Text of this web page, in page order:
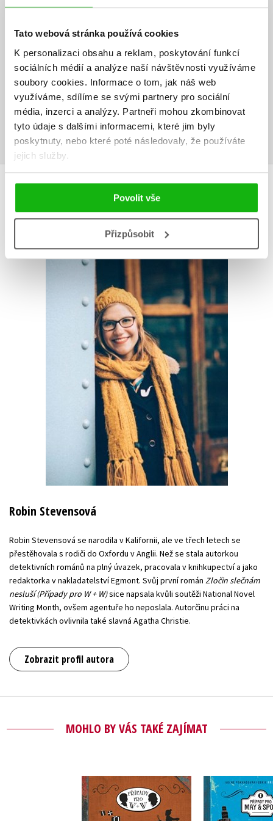
Tato webová stránka používá cookies
K personalizaci obsahu a reklam, poskytování funkcí
sociálních médií a analýze naší návštěvnosti využíváme
soubory cookies. Informace o tom, jak náš web
využíváme, sdílíme se svými partnery pro sociální
média, inzerci a analýzy. Partneři mohou zkombinovat
tyto údaje s dalšími informacemi, které jim byly
poskytnuty, nebo které poté následovaly, že používáte
jejich služby.
Povolit vše
Přizpůsobit
Vaše hodnocení
Uživatelskou recenzi mohou vkládat pouze registrovaní uživatelé
Přihlásit
AUTOR KNIHY
Robin Stevensová
Robin Stevensová se narodila v Kalifornii, ale ve třech letech se
přestěhovala s rodiči do Oxfordu v Anglii. Než se stala autorkou
detektivních románů na plný úvazek, pracovala v knihkupectví a jako
redaktorka v nakladatelství Egmont. Svůj první román Zločin slečnám
nesluší (Případy pro W + W)sice napsala kvůli soutěži National Novel
Writing Month, ovšem agentuře ho neposlala. Autorčinu práci na
detektivkách ovlivnila také slavná Agatha Christie.
Zobrazit profil autora
MOHLO BY VÁS TAKÉ ZAJÍMAT
Šťastné a krvavé
Vánoce